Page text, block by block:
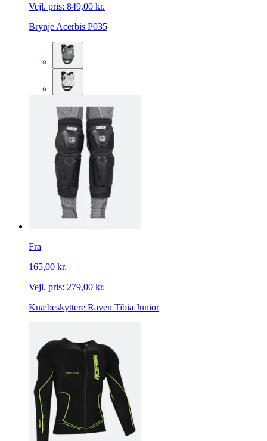
Vejl. pris: 849,00 kr.
Brynje Acerbis P035
Fra
165,00 kr.
Vejl. pris: 279,00 kr.
Knæbeskyttere Raven Tibia Junior